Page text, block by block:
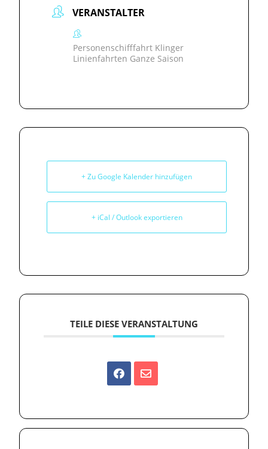
VERANSTALTER
Personenschifffahrt Klinger
Linienfahrten Ganze Saison
+ Zu Google Kalender hinzufügen
+ iCal / Outlook exportieren
TEILE DIESE VERANSTALTUNG